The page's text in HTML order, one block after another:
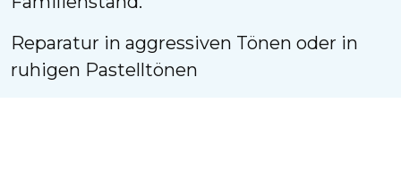
Reparatur in aggressiven Tönen oder in
ruhigen Pastelltönen